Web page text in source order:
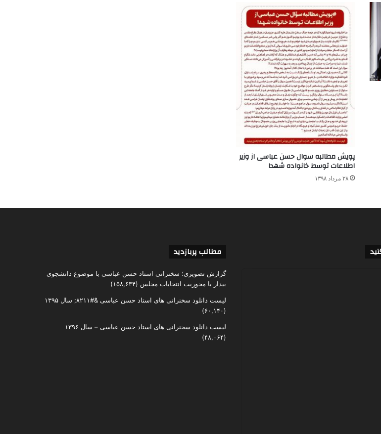
پویش مطالبه سوال حسن عباسی از وزیر
اطلاعات توسط خانواده شهدا
۲۸ مرداد ۱۳۹۸
مطالب پربازدید
گزارش تصویری؛ سخنرانی استاد حسن عباسی با موضوع دانشجوی
بیدار با محوریت انتخابات مجلس (۱۵۸,۶۳۴)
لیست دانلود سخنرانی های استاد حسن عباسی &#۸۲۱۱; سال ۱۳۹۵
(۶۰,۱۴۰)
لیست دانلود سخنرانی های استاد حسن عباسی – سال ۱۳۹۶
(۴۸,۰۶۴)